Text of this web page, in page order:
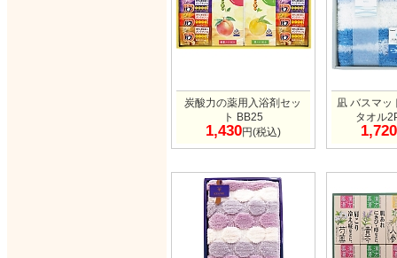
炭酸力の薬用入浴剤セッ
ト BB25
1,430円(税込)
凪 バスマッ
タオル
1,720